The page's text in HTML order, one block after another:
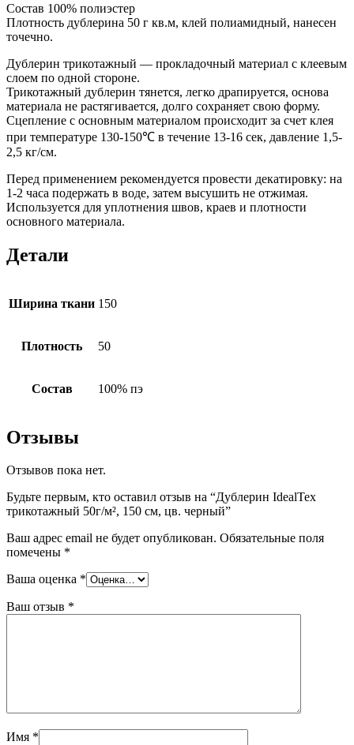
Состав 100% полиэстер
Плотность дублерина 50 г кв.м, клей полиамидный, нанесен
точечно.
Дублерин трикотажный — прокладочный материал с клеевым
слоем по одной стороне.
Трикотажный дублерин тянется, легко драпируется, основа
материала не растягивается, долго сохраняет свою форму.
Сцепление с основным материалом происходит за счет клея
при температуре 130-150℃ в течение 13-16 сек, давление 1,5-
2,5 кг/см.
Перед применением рекомендуется провести декатировку: на
1-2 часа подержать в воде, затем высушить не отжимая.
Используется для уплотнения швов, краев и плотности
основного материала.
Детали
Ширина ткани 150
Плотность 50
Состав 100% пэ
Отзывы
Отзывов пока нет.
Будьте первым, кто оставил отзыв на “Дублерин IdealTex
трикотажный 50г/м², 150 см, цв. черный”
Ваш адрес email не будет опубликован. Обязательные поля
помечены *
Ваша оценка *
Ваш отзыв *
Имя *